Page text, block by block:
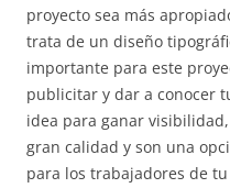
proyecto sea más
trata de un diseño
importante para este
publicitar y dar a conocer
idea para ganar
gran calidad y son una
para los trabajadores de